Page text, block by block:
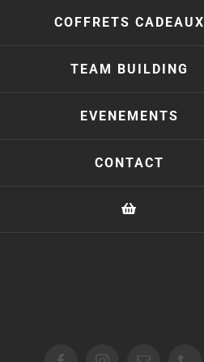
COFFRETS CADEAUX
TEAM BUILDING
EVENEMENTS
CONTACT